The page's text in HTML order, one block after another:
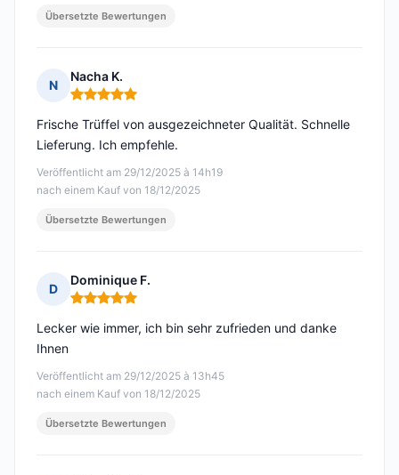
Übersetzte Bewertungen
N
Nacha K.
Hinweis: 5 von 5
Veröffentlicht am 29/12/2025 à 14h19
nach einem Kauf von 18/12/2025
Frische Trüffel von ausgezeichneter Qualität. Schnelle
Lieferung. Ich empfehle.
Übersetzte Bewertungen
D
Dominique F.
Hinweis: 5 von 5
Veröffentlicht am 29/12/2025 à 13h45
nach einem Kauf von 18/12/2025
Lecker wie immer, ich bin sehr zufrieden und danke
Ihnen
Übersetzte Bewertungen